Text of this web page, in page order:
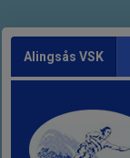
Alingsås VSK